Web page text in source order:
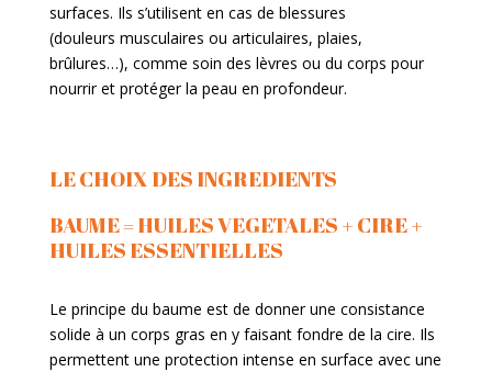
surfaces. Ils s’utilisent en cas de blessures
(douleurs musculaires ou articulaires, plaies,
brûlures…), comme soin des lèvres ou du corps pour
nourrir et protéger la peau en profondeur.
LE CHOIX DES INGREDIENTS
BAUME = HUILES VEGETALES + CIRE +
HUILES ESSENTIELLES
Le principe du baume est de donner une consistance
solide à un corps gras en y faisant fondre de la cire. Ils
permettent une protection intense en surface avec une